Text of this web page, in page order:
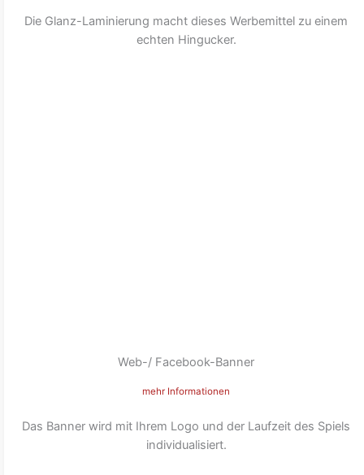
Die Glanz-Laminierung macht dieses Werbemittel zu einem
echten Hingucker.
Web-/ Facebook-Banner
mehr Informationen
Das Banner wird mit Ihrem Logo und der Laufzeit des Spiels
individualisiert.